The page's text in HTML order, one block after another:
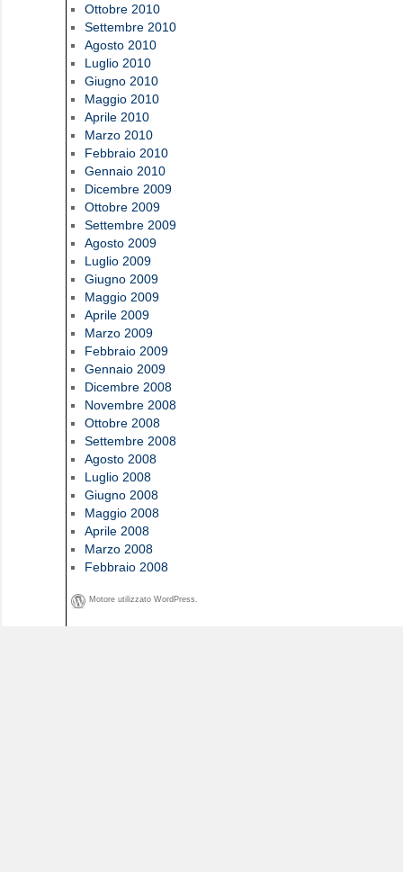
Ottobre 2010
Settembre 2010
Agosto 2010
Luglio 2010
Giugno 2010
Maggio 2010
Aprile 2010
Marzo 2010
Febbraio 2010
Gennaio 2010
Dicembre 2009
Ottobre 2009
Settembre 2009
Agosto 2009
Luglio 2009
Giugno 2009
Maggio 2009
Aprile 2009
Marzo 2009
Febbraio 2009
Gennaio 2009
Dicembre 2008
Novembre 2008
Ottobre 2008
Settembre 2008
Agosto 2008
Luglio 2008
Giugno 2008
Maggio 2008
Aprile 2008
Marzo 2008
Febbraio 2008
Motore utilizzato WordPress.